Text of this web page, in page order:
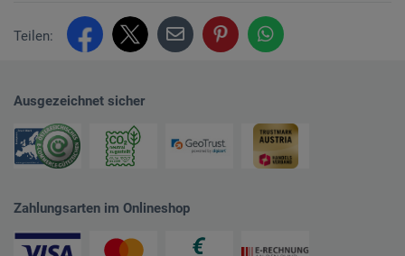
Teilen:
Ausgezeichnet sicher
Zahlungsarten im Onlineshop